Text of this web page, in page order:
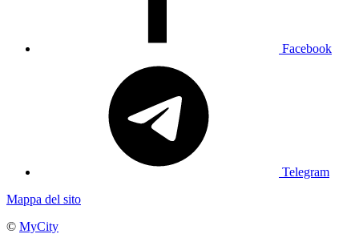
Facebook
Telegram
Mappa del sito
© MyCity